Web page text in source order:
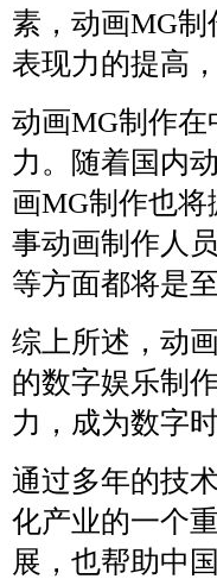
素，动画MG
表现力的提高
动画MG制作
力。随着国内
画MG制作也
事动画制作人
等方面都将是
综上所述，动
的数字娱乐制
力，成为数字
通过多年的技
化产业的一个
展，也帮助中